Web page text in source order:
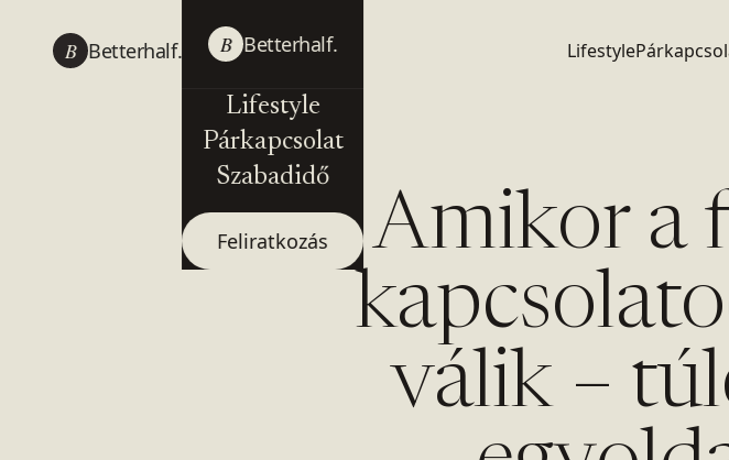
B Betterhalf. Lifestyle
B Betterhalf.
Lifestyle
Párkapcsolat
Szabadidő
Feliratkozás
Amikor a
válik –